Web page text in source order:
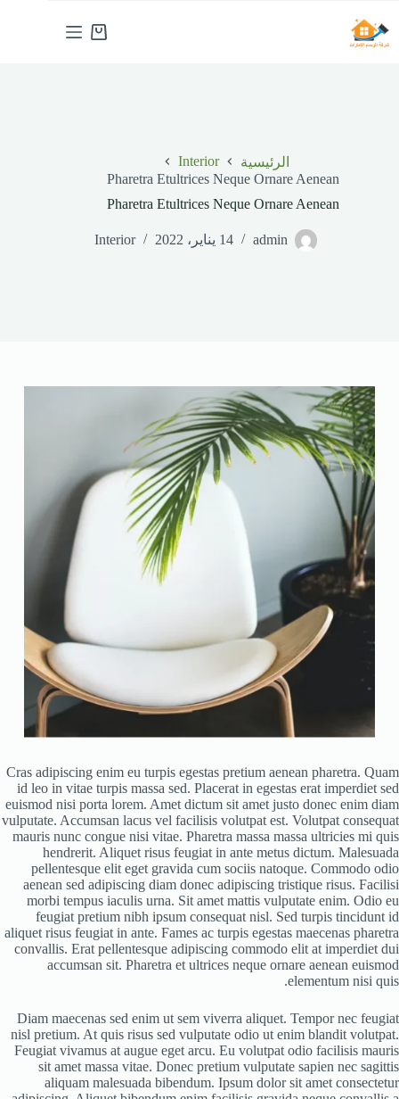
إلى
المحتوى
عربة
الرئيسية
Interior
Pharetra Etultrices Neque Ornare Aenean
Pharetra Etultrices Neque Ornare Aenean
admin 14 يناير، 2022 Interior
Cras adipiscing enim eu turpis egestas pretium aenean pharetra. Quam
id leo in vitae turpis massa sed. Placerat in egestas erat imperdiet sed
euismod nisi porta lorem. Amet dictum sit amet justo donec enim diam
vulputate. Accumsan lacus vel facilisis volutpat est. Volutpat consequat
mauris nunc congue nisi vitae. Pharetra massa massa ultricies mi quis
hendrerit. Aliquet risus feugiat in ante metus dictum. Malesuada
pellentesque elit eget gravida cum sociis natoque. Commodo odio
aenean sed adipiscing diam donec adipiscing tristique risus. Facilisi
morbi tempus iaculis urna. Sit amet mattis vulputate enim. Odio eu
feugiat pretium nibh ipsum consequat nisl. Sed turpis tincidunt id
aliquet risus feugiat in ante. Fames ac turpis egestas maecenas pharetra
convallis. Erat pellentesque adipiscing commodo elit at imperdiet dui
accumsan sit. Pharetra et ultrices neque ornare aenean euismod
elementum nisi quis.
Diam maecenas sed enim ut sem viverra aliquet. Tempor nec feugiat
nisl pretium. At quis risus sed vulputate odio ut enim blandit volutpat.
Feugiat vivamus at augue eget arcu. Eu volutpat odio facilisis mauris
sit amet massa vitae. Donec pretium vulputate sapien nec sagittis
aliquam malesuada bibendum. Ipsum dolor sit amet consectetur